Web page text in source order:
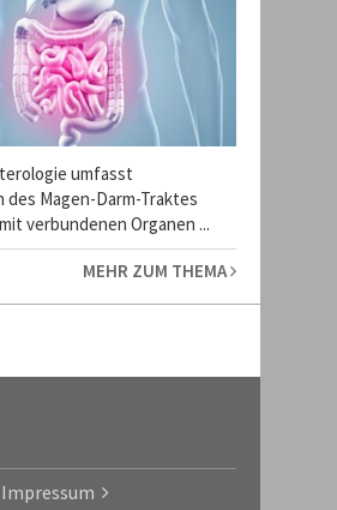
umfasst
des Magen-Darm-Traktes
verbundenen Organen ...
MEHR ZUM THEMA